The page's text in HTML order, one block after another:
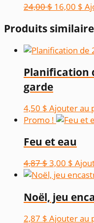
24,00$ Le
initial
24,00 $.
16,00 $ Le
Produits
Planification
garde
4,50 $ Ajouter au
Promo !
Feu et eau
4,87$Le
prix
était :
3,00 $ Le
prix
est :
Noël, jeu
2,87 $ Ajouter au